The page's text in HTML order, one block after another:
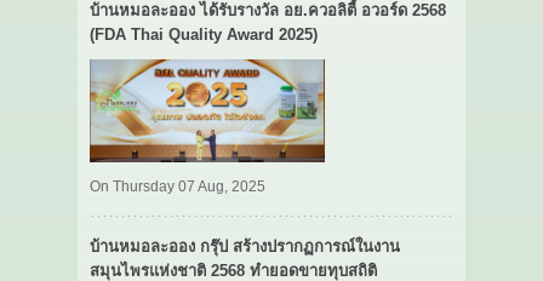
บ้านหมอละออง ได้รับรางวัล อย.ควอลิตี้ อวอร์ด 2568
(FDA Thai Quality Award 2025)
On Thursday 07 Aug, 2025
บ้านหมอละออง กรุ๊ป สร้างปรากฏการณ์ในงาน
สมุนไพรแห่งชาติ 2568 ทำยอดขายทุบสถิติ